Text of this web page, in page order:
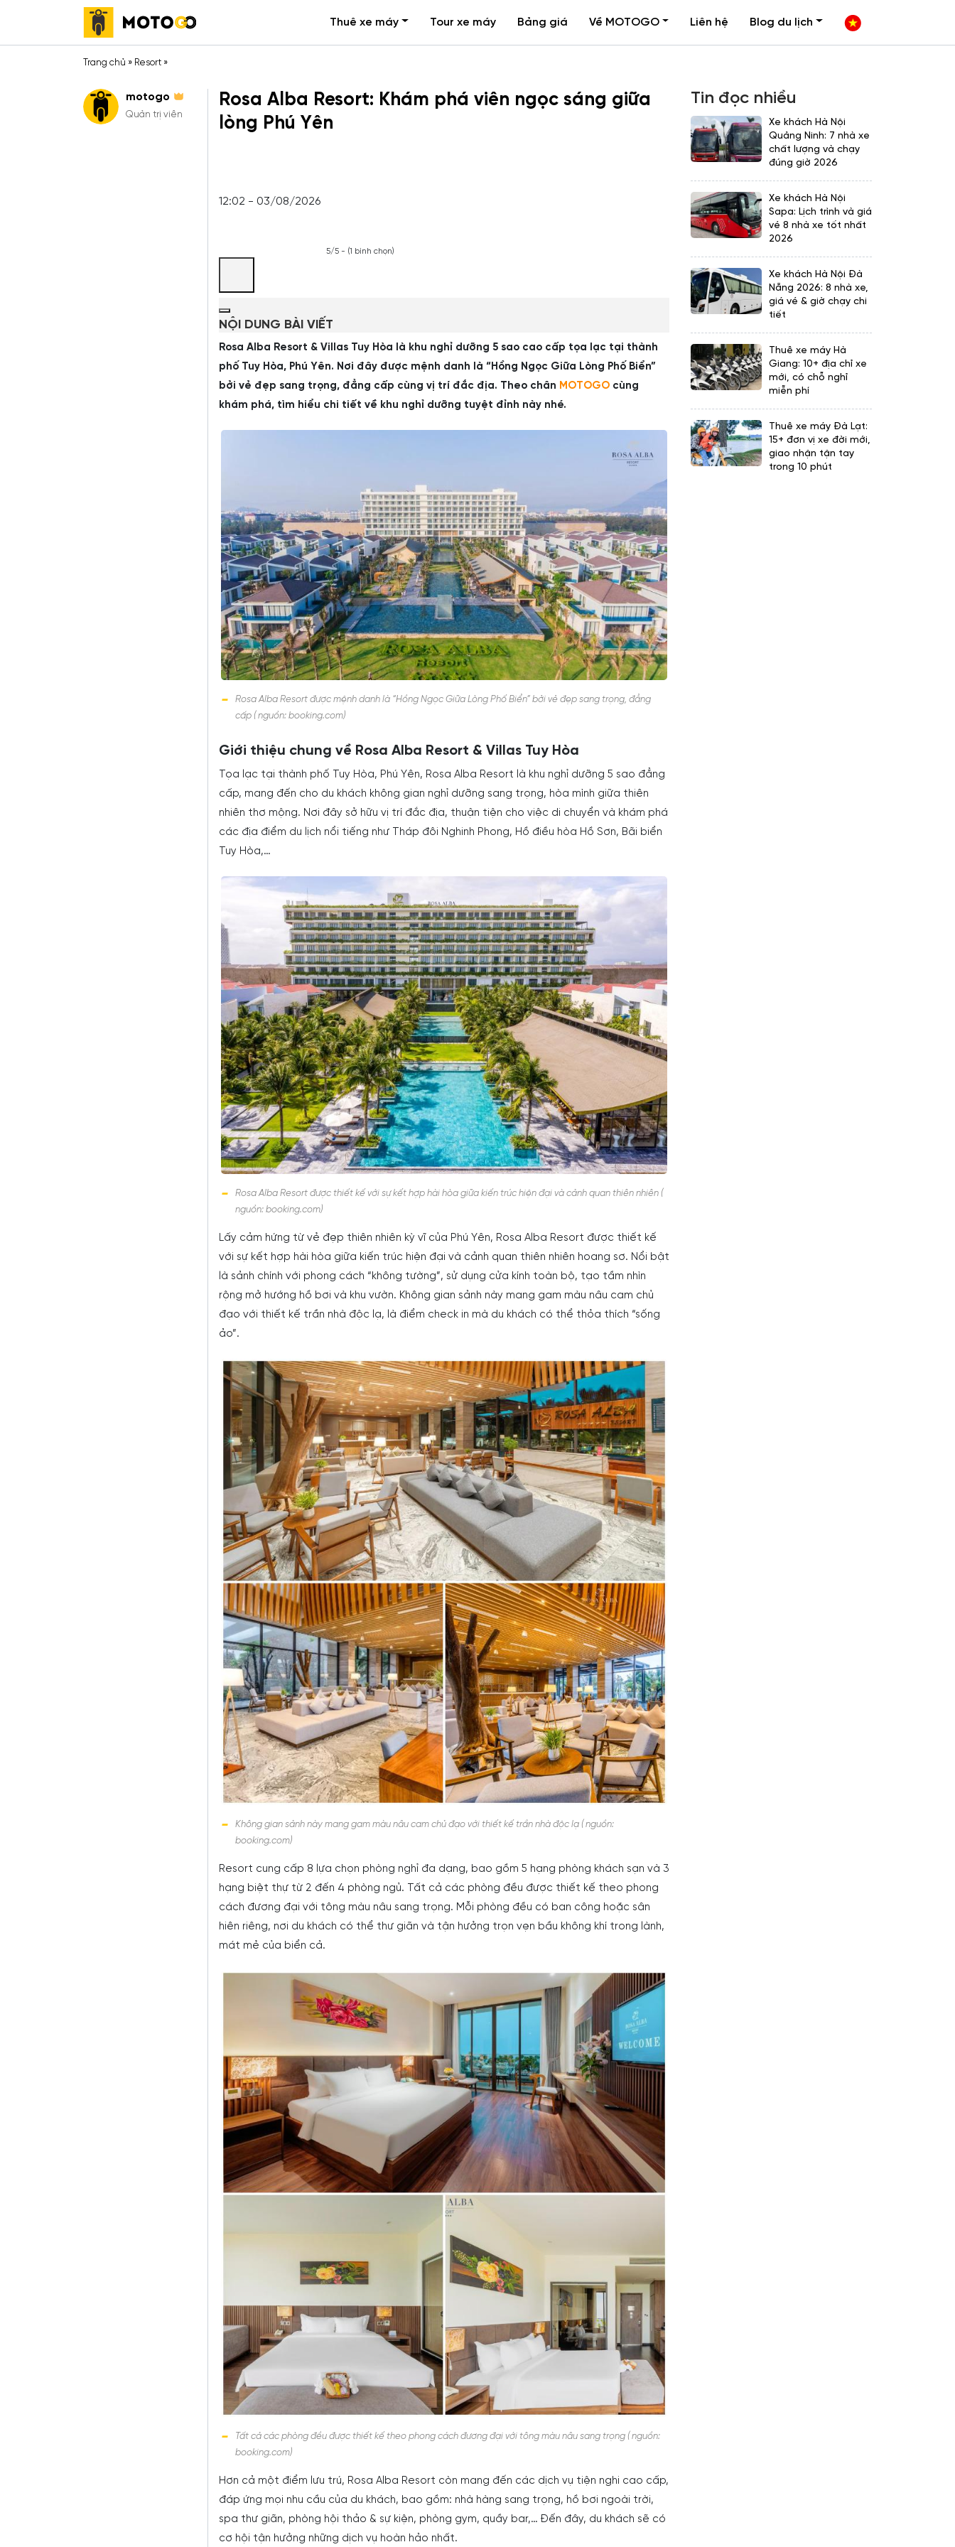
Thuê xe máy Tour xe máy Bảng giá Về MOTOGO Liên hệ Blog du lịch
Trang chủ » Resort »
motogo
Quản trị viên
Rosa Alba Resort: Khám phá viên ngọc sáng giữa
lòng Phú Yên
12:02 - 03/08/2026
5/5 - (1 bình chọn)
NỘI DUNG BÀI VIẾT
Rosa Alba Resort & Villas Tuy Hòa là khu nghỉ dưỡng 5 sao cao cấp tọa lạc tại thành
phố Tuy Hòa, Phú Yên. Nơi đây được mệnh danh là “Hồng Ngọc Giữa Lòng Phố Biển”
bởi vẻ đẹp sang trọng, đẳng cấp cùng vị trí đắc địa. Theo chân MOTOGO cùng
khám phá, tìm hiểu chi tiết về khu nghỉ dưỡng tuyệt đỉnh này nhé.
Rosa Alba Resort được mệnh danh là “Hồng Ngọc Giữa Lòng Phố Biển” bởi vẻ đẹp sang trọng, đẳng
cấp ( nguồn: booking.com)
Giới thiệu chung về Rosa Alba Resort & Villas Tuy Hòa
Tọa lạc tại thành phố Tuy Hòa, Phú Yên, Rosa Alba Resort là khu nghỉ dưỡng 5 sao đẳng
cấp, mang đến cho du khách không gian nghỉ dưỡng sang trọng, hòa mình giữa thiên
nhiên thơ mộng. Nơi đây sở hữu vị trí đắc địa, thuận tiện cho việc di chuyển và khám phá
các địa điểm du lịch nổi tiếng như Tháp đôi Nghinh Phong, Hồ điều hòa Hồ Sơn, Bãi biển
Tuy Hòa,…
Rosa Alba Resort được thiết kế với sự kết hợp hài hòa giữa kiến trúc hiện đại và cảnh quan thiên nhiên (
nguồn: booking.com)
Lấy cảm hứng từ vẻ đẹp thiên nhiên kỳ vĩ của Phú Yên, Rosa Alba Resort được thiết kế
với sự kết hợp hài hòa giữa kiến trúc hiện đại và cảnh quan thiên nhiên hoang sơ. Nổi bật
là sảnh chính với phong cách “không tường”, sử dụng cửa kính toàn bộ, tạo tầm nhìn
rộng mở hướng hồ bơi và khu vườn. Không gian sảnh này mang gam màu nâu cam chủ
đạo với thiết kế trần nhà độc lạ, là điểm check in mà du khách có thể thỏa thích “sống
ảo”.
Không gian sảnh này mang gam màu nâu cam chủ đạo với thiết kế trần nhà độc lạ ( nguồn:
booking.com)
Resort cung cấp 8 lựa chọn phòng nghỉ đa dạng, bao gồm 5 hạng phòng khách sạn và 3
hạng biệt thự từ 2 đến 4 phòng ngủ. Tất cả các phòng đều được thiết kế theo phong
cách đương đại với tông màu nâu sang trọng. Mỗi phòng đều có ban công hoặc sân
hiên riêng, nơi du khách có thể thư giãn và tận hưởng trọn vẹn bầu không khí trong lành,
mát mẻ của biển cả.
Tất cả các phòng đều được thiết kế theo phong cách đương đại với tông màu nâu sang trọng ( nguồn:
booking.com)
Hơn cả một điểm lưu trú, Rosa Alba Resort còn mang đến các dịch vụ tiện nghi cao cấp,
đáp ứng mọi nhu cầu của du khách, bao gồm: nhà hàng sang trọng, hồ bơi ngoài trời,
spa thư giãn, phòng hội thảo & sự kiện, phòng gym, quầy bar,… Đến đây, du khách sẽ có
cơ hội tận hưởng những dịch vụ hoàn hảo nhất.
Tin đọc nhiều
Xe khách Hà Nội
Quảng Ninh: 7 nhà xe
chất lượng và chạy
đúng giờ 2026
Xe khách Hà Nội
Sapa: Lịch trình và giá
vé 8 nhà xe tốt nhất
2026
Xe khách Hà Nội Đà
Nẵng 2026: 8 nhà xe,
giá vé & giờ chạy chi
tiết
Thuê xe máy Hà
Giang: 10+ địa chỉ xe
mới, có chỗ nghỉ
miễn phí
Thuê xe máy Đà Lạt:
15+ đơn vị xe đời mới,
giao nhận tận tay
trong 10 phút